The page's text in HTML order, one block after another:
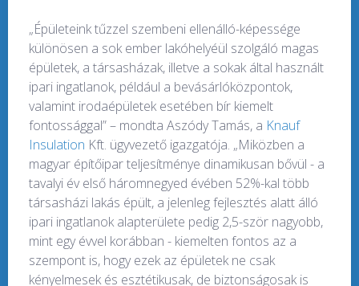
„Épületeink tűzzel szembeni ellenálló-képessége
különösen a sok ember lakóhelyéül szolgáló magas
épületek, a társasházak, illetve a sokak által használt
ipari ingatlanok, például a bevásárlóközpontok,
valamint irodaépületek esetében bír kiemelt
fontossággal” – mondta Aszódy Tamás, a Knauf
Insulation Kft. ügyvezető igazgatója. „Miközben a
magyar építőipar teljesítménye dinamikusan bővül - a
tavalyi év első háromnegyed évében 52%-kal több
társasházi lakás épült, a jelenleg fejlesztés alatt álló
ipari ingatlanok alapterülete pedig 2,5-ször nagyobb,
mint egy évvel korábban - kiemelten fontos az a
szempont is, hogy ezek az épületek ne csak
kényelmesek és esztétikusak, de biztonságosak is